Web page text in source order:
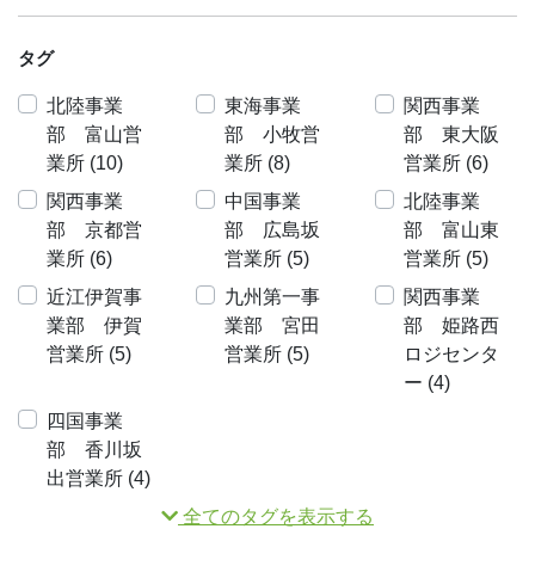
タグ
北陸事業
部 富山営
業所 (10)
東海事業
部 小牧営
業所 (8)
関西事業
部 東大阪
営業所 (6)
関西事業
部 京都営
業所 (6)
中国事業
部 広島坂
営業所 (5)
北陸事業
部 富山東
営業所 (5)
近江伊賀事
業部 伊賀
営業所 (5)
九州第一事
業部 宮田
営業所 (5)
関西事業
部 姫路西
ロジセンタ
ー (4)
四国事業
部 香川坂
出営業所 (4)
全てのタグを表示する